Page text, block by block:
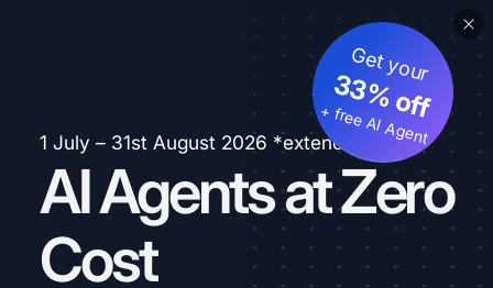
1 July – 31st August 2026 *extended
AI Agents at Zero
Cost
Get your
33% off
+ free AI Agent